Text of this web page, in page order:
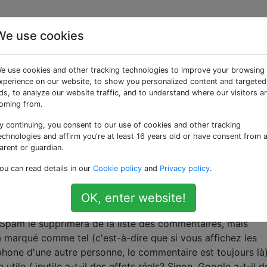
du marché
de marquer tout commentaire sur n'importe quelle
suivants:
le supprimera de la liste des commentaires, mais
comme tel (c'est-à-dire que si vous affichez les
d'une autre personne, le commentaire est toujours
use cookies
use cookies and other tracking technologies to improve your browsing
on our website, to show you personalized content and targeted
to analyze our website traffic, and to understand where our visitors
from.
continuing, you consent to our use of cookies and other tracking
and affirm you're at least 16 years old or have consent from a
or guardian.
can read details in our Cookie policy and Privacy policy.
OK, enter website!